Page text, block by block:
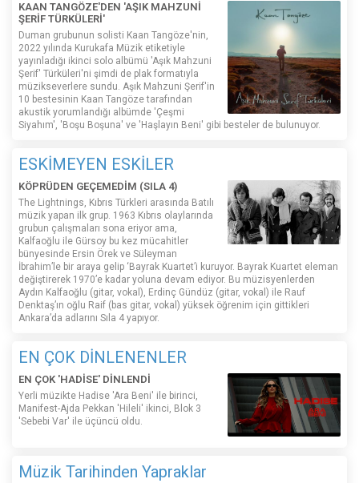
KAAN TANGÖZE'DEN 'AŞIK MAHZUNİ
ŞERİF TÜRKÜLERİ'
Duman grubunun solisti Kaan Tangöze'nin,
2022 yılında Kurukafa Müzik etiketiyle
yayınladığı ikinci solo albümü 'Aşık Mahzuni
Şerif' Türküleri'ni şimdi de plak formatıyla
müzikseverlere sundu. Aşık Mahzuni Şerif'in
10 bestesinin Kaan Tangöze tarafından
akustik yorumlandığı albümde 'Çeşmi
Siyahım', 'Boşu Boşuna' ve 'Haşlayın Beni' gibi besteler de bulunuyor.
ESKİMEYEN ESKİLER
KÖPRÜDEN GEÇEMEDİM (SILA 4)
The Lightnings, Kıbrıs Türkleri arasında Batılı
müzik yapan ilk grup. 1963 Kıbrıs olaylarında
grubun çalışmaları sona eriyor ama,
Kalfaoğlu ile Gürsoy bu kez mücahitler
bünyesinde Ersin Örek ve Süleyman
İbrahim’le bir araya gelip ‘Bayrak Kuartet’i kuruyor. Bayrak Kuartet eleman
değiştirerek 1970’e kadar yoluna devam ediyor. Bu müzisyenlerden
Aydın Kalfaoğlu (gitar, vokal), Erdinç Gündüz (gitar, vokal) ile Rauf
Denktaş’ın oğlu Raif (bas gitar, vokal) yüksek öğrenim için gittikleri
Ankara’da adlarını Sıla 4 yapıyor.
EN ÇOK DİNLENENLER
EN ÇOK 'HADİSE' DİNLENDİ
Yerli müzikte Hadise 'Ara Beni' ile birinci,
Manifest-Ajda Pekkan 'Hileli' ikinci, Blok 3
'Sebebi Var' ile üçüncü oldu.
Müzik Tarihinden Yapraklar